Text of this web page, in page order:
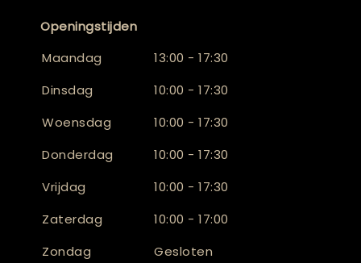
Openingstijden
Maandag
13:00 - 17:30
Dinsdag
10:00 - 17:30
Woensdag
10:00 - 17:30
Donderdag
10:00 - 17:30
Vrijdag
10:00 - 17:30
Zaterdag
10:00 - 17:00
Zondag
Gesloten